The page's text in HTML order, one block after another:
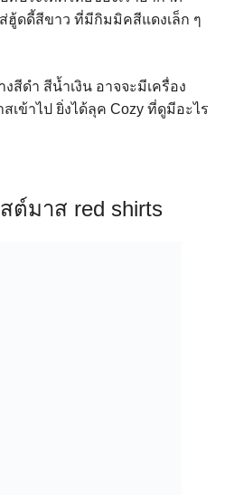
ฮู้ดดี้สีขาว ที่มีกิมมิคสีแดงเล็ก ๆ
สีดำ สีน้ำเงิน อาจจะมีเครื่อง
ข้าไป ยิ่งได้ลุค Cozy ที่ดูมีอะไร
ต์มาส red shirts